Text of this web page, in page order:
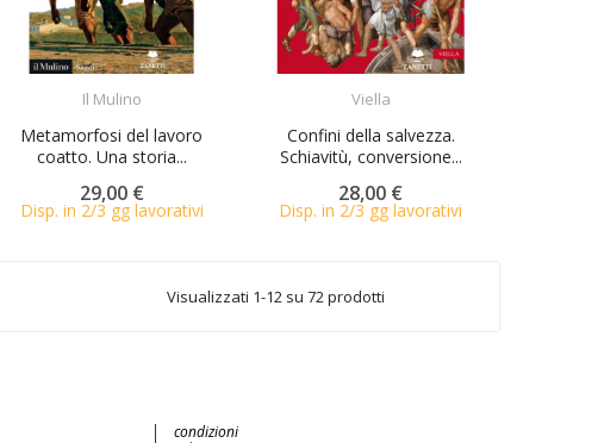
Il Mulino
Metamorfosi del lavoro
coatto. Una storia...
29,00 €
Disp. in 2/3 gg lavorativi
Viella
Confini della salvezza.
Schiavitù, conversione...
28,00 €
Disp. in 2/3 gg lavorativi
Visualizzati 1-12 su 72 prodotti
condizioni